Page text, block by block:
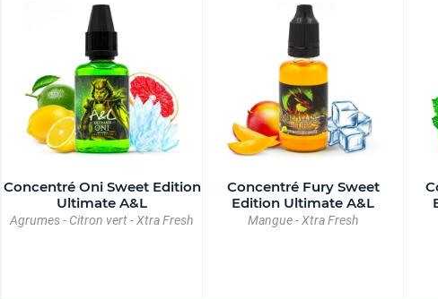
Concentré Oni Sweet Edition
Ultimate A&L
Agrumes - Citron vert - Xtra Fresh
Concentré Fury Sweet
Edition Ultimate A&L
Mangue - Xtra Fresh